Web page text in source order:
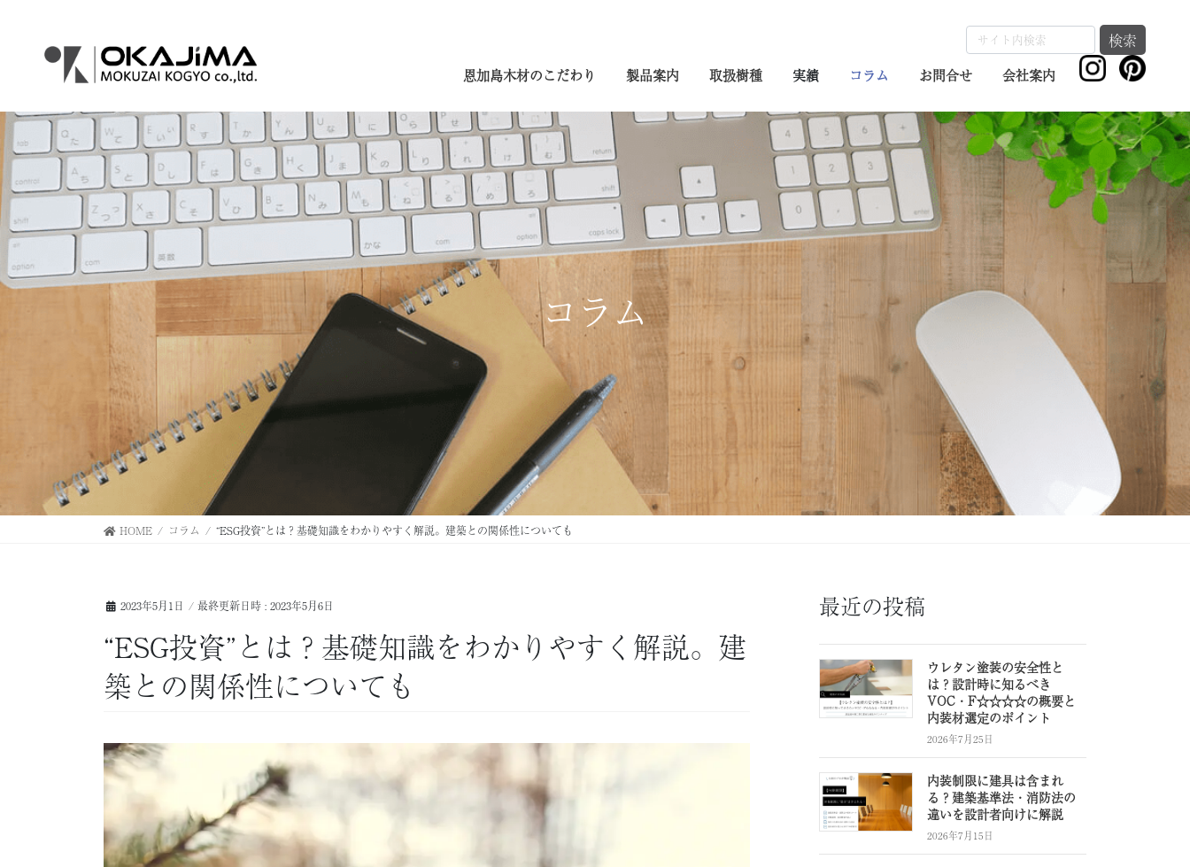
へ
ス
キ
ッ
プ
ョ
ン
に
移
動
恩加島木材のこだわり 製品案内 取扱樹種 実績 コラム お問合せ 会社案内
検索
コラム
HOME コラム “ESG投資”とは？基礎知識をわかりやすく解説。建築との関係性についても
2023年5月1日 / 最終更新日時 : 2023年5月6日
“ESG投資”とは？基礎知識をわかりやすく解説。建
築との関係性についても
最近の投稿
ウレタン塗装の安全性と
は？設計時に知るべき
VOC・F☆☆☆☆の概要と
内装材選定のポイント
2026年7月25日
内装制限に建具は含まれ
る？建築基準法・消防法の
違いを設計者向けに解説
2026年7月15日